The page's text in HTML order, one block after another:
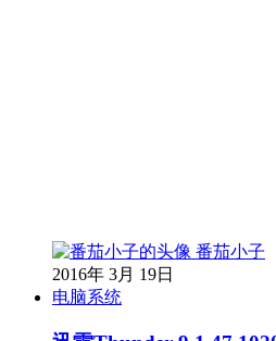
番茄小子
2016年 3月 19日
电脑系统